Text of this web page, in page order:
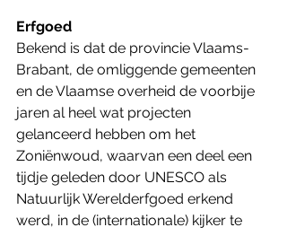
Erfgoed
Bekend is dat de provincie Vlaams-
Brabant, de omliggende gemeenten
en de Vlaamse overheid de voorbije
jaren al heel wat projecten
gelanceerd hebben om het
Zoniënwoud, waarvan een deel een
tijdje geleden door UNESCO als
Natuurlijk Werelderfgoed erkend
werd, in de (internationale) kijker te